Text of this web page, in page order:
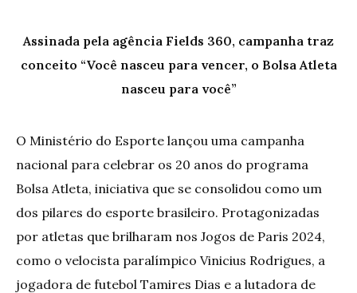
Assinada pela agência Fields 360, campanha traz
conceito “Você nasceu para vencer, o Bolsa Atleta
nasceu para você”
O Ministério do Esporte lançou uma campanha
nacional para celebrar os 20 anos do programa
Bolsa Atleta, iniciativa que se consolidou como um
dos pilares do esporte brasileiro. Protagonizadas
por atletas que brilharam nos Jogos de Paris 2024,
como o velocista paralímpico Vinicius Rodrigues, a
jogadora de futebol Tamires Dias e a lutadora de